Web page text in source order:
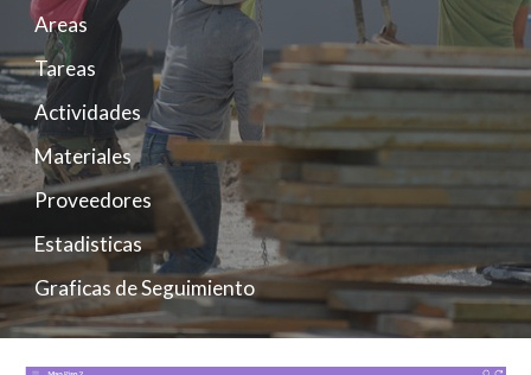
Areas
Tareas
Actividades
Materiales
Proveedores
Estadisticas
Graficas de Seguimiento